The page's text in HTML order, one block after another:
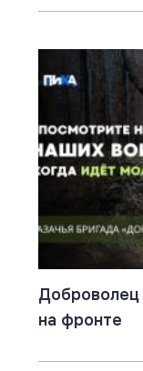
Доброволец
на фронте